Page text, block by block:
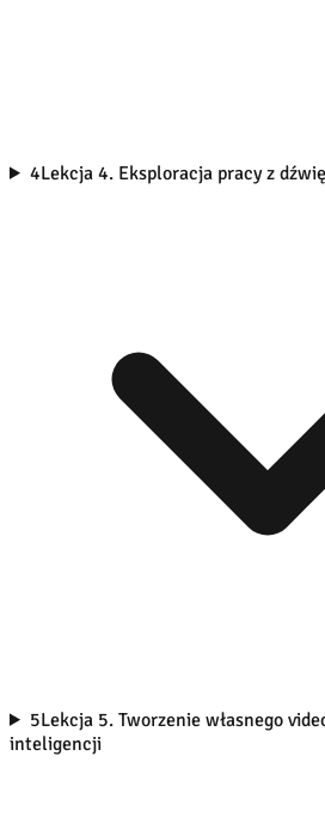
4Lekcja 4. Eksploracja pracy z
5Lekcja 5. Tworzenie własnego
inteligencji